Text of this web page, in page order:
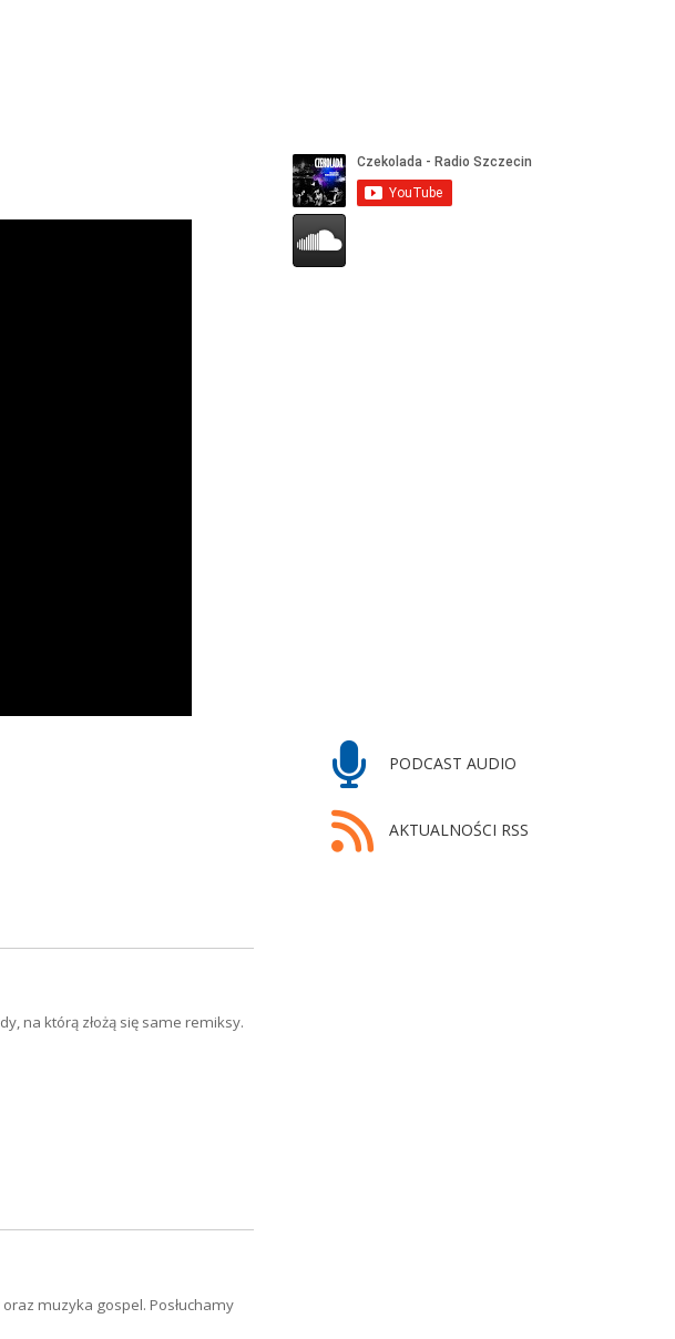
PODCAST AUDIO
AKTUALNOŚCI RSS
na którą złożą się same remiksy.
muzyka gospel. Posłuchamy